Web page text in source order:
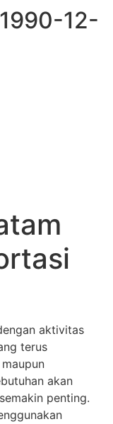
12-
aktivitas
terus
akan
penting.